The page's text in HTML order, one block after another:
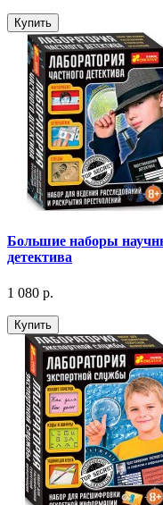
Купить
Большие наборы
детектива
1 080 р.
Купить